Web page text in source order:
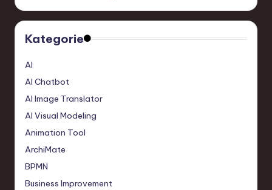
Kategorie
AI
AI Chatbot
AI Image Translator
AI Visual Modeling
Animation Tool
ArchiMate
BPMN
Business Improvement